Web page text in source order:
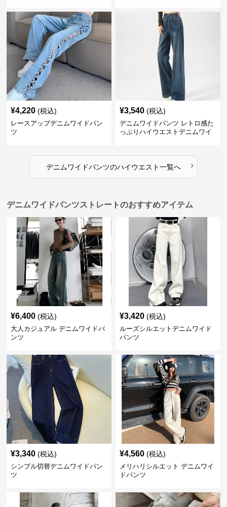
¥4,220 (税込)
レースアップデニムワイドパン
ツ
¥3,540 (税込)
デニムワイドパンツ レトロ感た
っぷりハイウエストデニムワイ
デニムワイドパンツのハイウエスト一覧へ ›
デニムワイドパンツストレートのおすすめアイテム
¥6,400 (税込)
大人カジュアル デニムワイドパ
ンツ
¥3,420 (税込)
ルーズシルエットデニムワイド
パンツ
¥3,340 (税込)
シンプル切替デニムワイドパン
ツ
¥4,560 (税込)
メリハリシルエット デニムワイ
ドパンツ